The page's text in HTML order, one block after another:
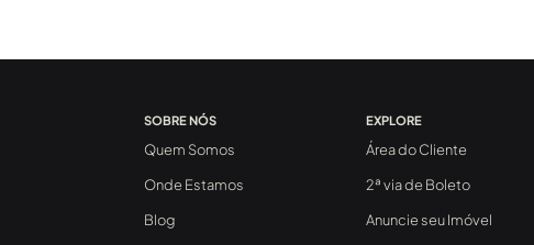
SOBRE NÓS
Quem Somos
Onde Estamos
Blog
EXPLORE
Área do Cliente
2ª via de Boleto
Anuncie seu Imóvel